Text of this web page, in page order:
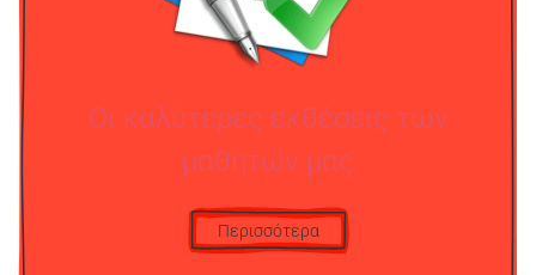
Οι καλύτερες εκθέσεις των
μαθητών μας
Περισσότερα